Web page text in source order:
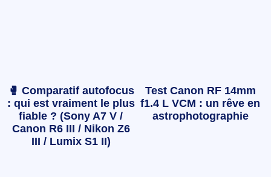
🥊 Comparatif autofocus
: qui est vraiment le plus
fiable ? (Sony A7 V /
Canon R6 III / Nikon Z6
III / Lumix S1 II)
Test Canon RF 14mm
f1.4 L VCM : un rêve en
astrophotographie